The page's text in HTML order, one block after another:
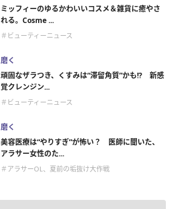
ミッフィーのゆるかわいいコスメ＆雑貨に癒やさ
れる。Cosme ...
＃ビューティーニュース
磨く
頑固なザラつき、くすみは“滞留角質”かも!? 新感
覚クレンジン...
＃ビューティーニュース
磨く
美容医療は“やりすぎ”が怖い？ 医師に聞いた、
アラサー女性のた...
＃アラサーOL、夏前の垢抜け大作戦